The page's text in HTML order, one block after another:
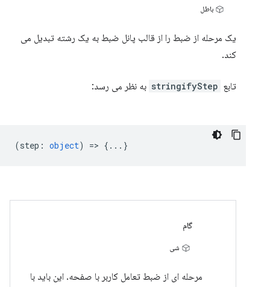
باطل
یک مرحله از ضبط را از قالب پانل ضبط به یک رشته تبدیل می
کند.
تابع stringifyStep به نظر می رسد:
(step : object) => {...}
گام
شی
مرحله ای از ضبط تعامل کاربر با صفحه. این باید با